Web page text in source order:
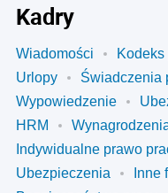
Kadry
Wiadomości Kodeks
Urlopy
Świadczenia
Wypowiedzenie
HRM
Indywidualne prawo
Ubezpieczenia
Inne